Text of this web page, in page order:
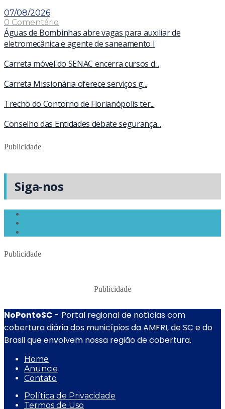
07/08/2026
0 Comentário
Águas de Bombinhas abre vagas para auxiliar de
eletromecânica e agente de saneamento I
Carreta móvel do SENAC encerra cursos d...
Carreta Missionária oferece serviços g...
Trecho do Contorno de Florianópolis ter...
Conselho das Entidades debate segurança...
Publicidade
Siga-nos
Publicidade
Publicidade
NoPontoSC - Portal regional de notícias com
cobertura diária dos municípios da AMFRI, de SC e do
Brasil que envolvem nossa região de cobertura.
Home
Anuncie
Contato
Política de Privacidade
Termos de Uso